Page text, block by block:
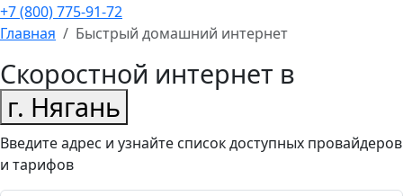
+7 (800) 775-91-72
Главная
Быстрый домашний интернет
Скоростной интернет в
г. Нягань
Введите адрес и узнайте список доступных провайдеров
и тарифов